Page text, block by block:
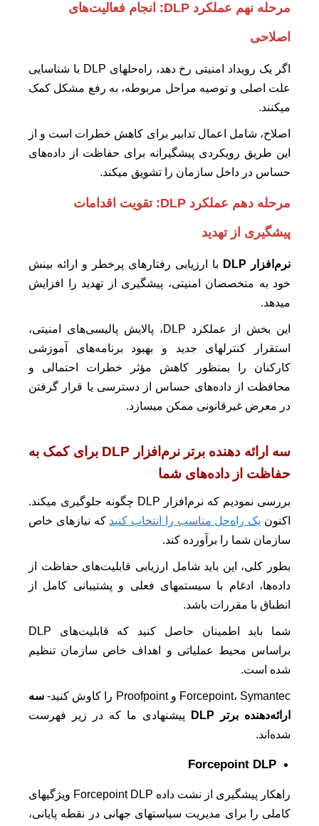
مرحله نهم عملکرد DLP: انجام فعالیت‌های
اصلاحی
اگر یک رویداد امنیتی رخ دهد، راه‌حلهای DLP با شناسایی
علت اصلی و توصیه مراحل مربوطه، به رفع مشکل کمک
میکنند.
اصلاح، شامل اعمال تدابیر برای کاهش خطرات است و از
این طریق رویکردی پیشگیرانه برای حفاظت از داده‌های
حساس در داخل سازمان را تشویق میکند.
مرحله دهم عملکرد DLP: تقویت اقدامات
پیشگیری از تهدید
نرم‌افزار DLP
با ارزیابی رفتارهای پرخطر و ارائه بینش
خود به متخصصان امنیتی، پیشگیری از تهدید را افزایش
میدهد.
این بخش از عملکرد DLP، پالایش پالیسی‌های امنیتی،
استقرار کنترلهای جدید و بهبود برنامه‌های آموزشی
کارکنان را بمنظور کاهش مؤثر خطرات احتمالی و
محافظت از داده‌های حساس از دسترسی یا قرار گرفتن
در معرض غیرقانونی ممکن میسازد.
سه ارائه دهنده برتر نرم‌افزار DLP برای کمک به
حفاظت از داده‌های شما
بررسی نمودیم که نرم‌افزار DLP چگونه جلوگیری میکند.
اکنون یک راه‌حل مناسب را انتخاب کنید که نیازهای خاص
سازمان شما را برآورده کند.
بطور کلی، این باید شامل ارزیابی قابلیت‌های حفاظت از
داده‌ها، ادغام با سیستمهای فعلی و پشتیبانی کامل از
انطباق با مقررات باشد.
شما باید اطمینان حاصل کنید که قابلیت‌های DLP
براساس محیط عملیاتی و اهداف خاص سازمان تنظیم
شده است.
Forcepoint، Symantec و Proofpoint را کاوش کنید-
سه
ارائه‌دهنده برتر DLP
پیشنهادی ما که در زیر فهرست
شده‌اند.
Forcepoint DLP
راهکار پیشگیری از نشت داده Forcepoint DLP ویژگیهای
کاملی را برای مدیریت سیاستهای جهانی در نقطه پایانی،